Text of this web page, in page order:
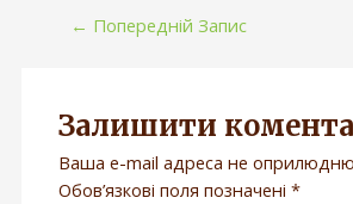
← Попередній Запис
Залишити
Ваша e-mail адреса не
Обов’язкові поля позначені*